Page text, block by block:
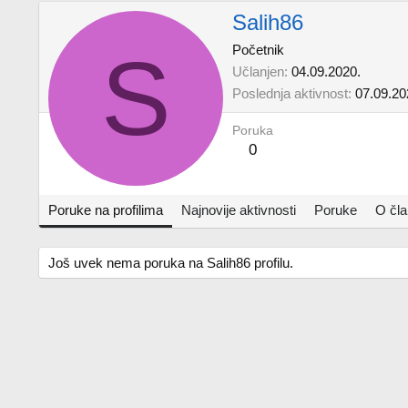
S
Salih86
Početnik
Učlanjen 04.09.2020.
Poslednja aktivnost
Poruka
0
Poruke na profilima Najnovije aktivnosti Poruke O
Još uvek nema poruka na Salih86 profilu.